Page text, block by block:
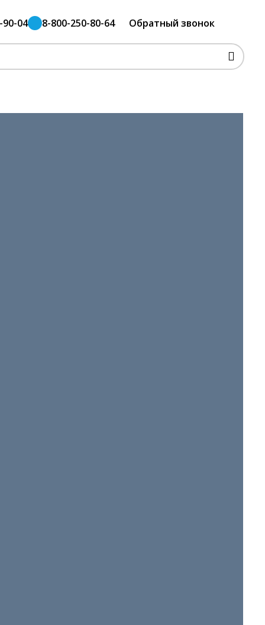
90-04 8-800-250-80-64 Обратный звонок